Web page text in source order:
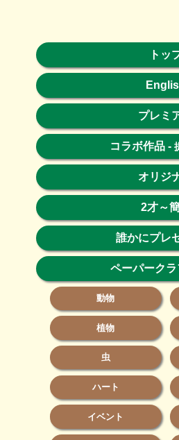
トッ
プレミ
コラボ作品-
オリジ
2才～
誰かにプレ
ペーパーク
動物
植物
虫
ハート
イベント